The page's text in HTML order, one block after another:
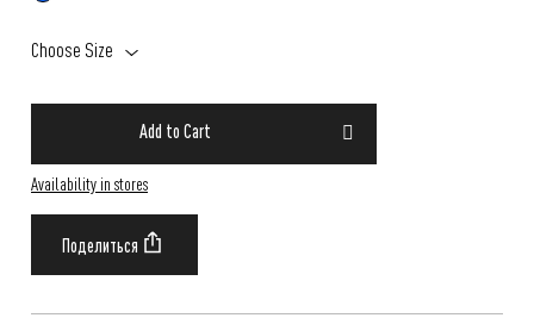
Choose Size
Add to Cart
Availability in stores